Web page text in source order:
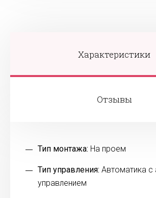
Характеристики
Отзывы
Тип монтажа: На проем
Тип управления: Автоматика с
управлением